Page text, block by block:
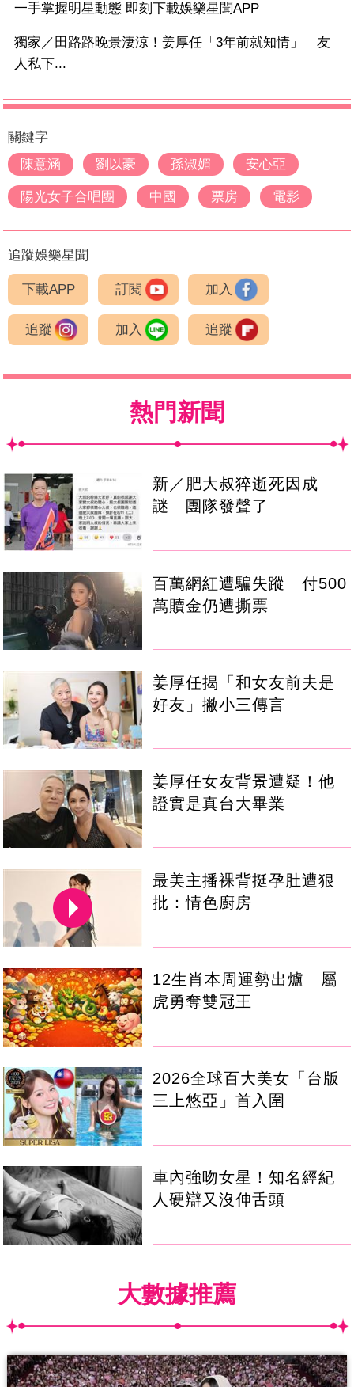
一手掌握明星動態 即刻下載娛樂星聞APP
獨家／田路路晚景淒涼！姜厚任「3年前就知情」 友
人私下...
關鍵字
陳意涵
劉以豪 孫淑媚 安心亞
陽光女子合唱團 中國 票房 電影
追蹤娛樂星聞
下載APP 訂閱 加入
追蹤 加入 追蹤
熱門新聞
新／肥大叔猝逝死因成
謎 團隊發聲了
百萬網紅遭騙失蹤 付500
萬贖金仍遭撕票
姜厚任揭「和女友前夫是
好友」撇小三傳言
姜厚任女友背景遭疑！他
證實是真台大畢業
最美主播裸背挺孕肚遭狠
批：情色廚房
12生肖本周運勢出爐 屬
虎勇奪雙冠王
2026全球百大美女「台版
三上悠亞」首入圍
車內強吻女星！知名經紀
人硬辯又沒伸舌頭
大數據推薦